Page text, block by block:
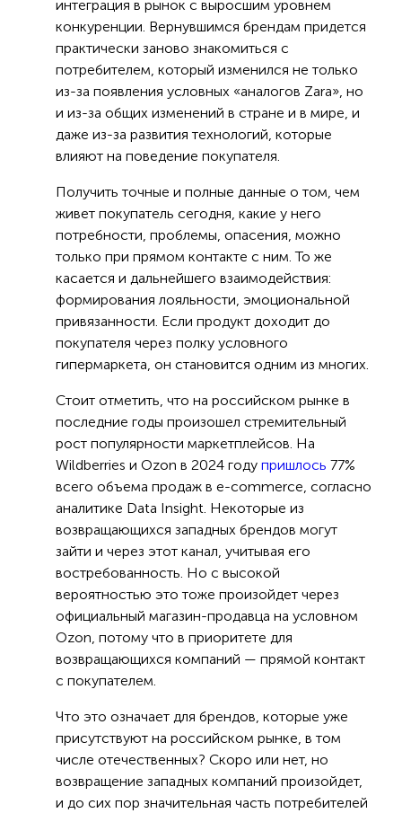
интеграция в рынок с выросшим уровнем
конкуренции. Вернувшимся брендам придется
практически заново знакомиться с
потребителем, который изменился не только
из-за появления условных «аналогов Zara», но
и из-за общих изменений в стране и в мире, и
даже из-за развития технологий, которые
влияют на поведение покупателя.
Получить точные и полные данные о том, чем
живет покупатель сегодня, какие у него
потребности, проблемы, опасения, можно
только при прямом контакте с ним. То же
касается и дальнейшего взаимодействия:
формирования лояльности, эмоциональной
привязанности. Если продукт доходит до
покупателя через полку условного
гипермаркета, он становится одним из многих.
Стоит отметить, что на российском рынке в
последние годы произошел стремительный
рост популярности маркетплейсов. На
Wildberries и Ozon в 2024 году пришлось 77%
всего объема продаж в e-commerce, согласно
аналитике Data Insight. Некоторые из
возвращающихся западных брендов могут
зайти и через этот канал, учитывая его
востребованность. Но с высокой
вероятностью это тоже произойдет через
официальный магазин-продавца на условном
Ozon, потому что в приоритете для
возвращающихся компаний — прямой контакт
с покупателем.
Что это означает для брендов, которые уже
присутствуют на российском рынке, в том
числе отечественных? Скоро или нет, но
возвращение западных компаний произойдет,
и до сих пор значительная часть потребителей